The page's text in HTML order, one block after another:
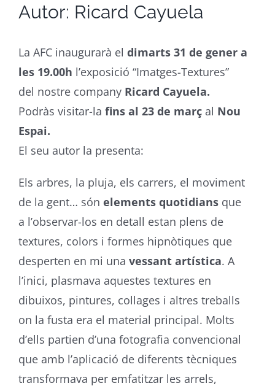
Autor: Ricard Cayuela
La AFC inaugurarà el dimarts 31 de gener a
les 19.00h l’exposició “Imatges-Textures”
del nostre company Ricard Cayuela.
Podràs visitar-la fins al 23 de marçal Nou
Espai.
El seu autor la presenta:
Els arbres, la pluja, els carrers, el moviment
de la gent… són elements quotidiansque
a l’observar-los en detall estan plens de
textures, colors i formes hipnòtiques que
desperten en mi una vessant artística. A
l’inici, plasmava aquestes textures en
dibuixos, pintures, collages i altres treballs
on la fusta era el material principal. Molts
d’ells partien d’una fotografia convencional
que amb l’aplicació de diferents tècniques
transformava per emfatitzar les arrels,